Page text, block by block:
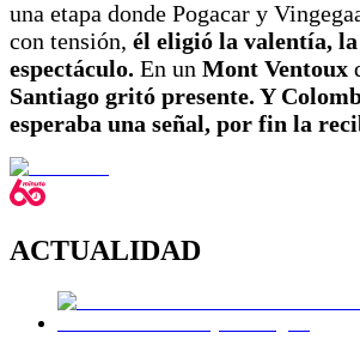
una etapa donde Pogacar y
con tensión, él eligió la valentía,
espectáculo. En un Mont Ventoux
Santiago gritó presente. Y
esperaba una señal, por fin la
ACTUALIDAD